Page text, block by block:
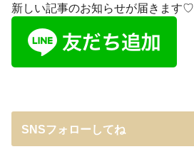
新しい記事のお知らせが届きます♡
SNSフォローしてね